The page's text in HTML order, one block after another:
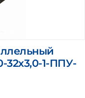
32х3,0-1-ППУ-